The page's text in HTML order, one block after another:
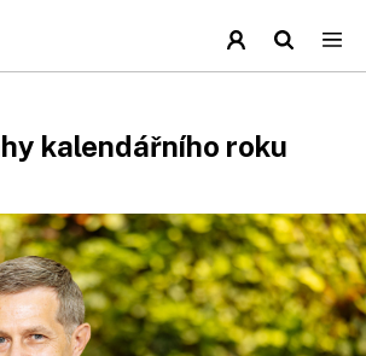
kalendářního roku